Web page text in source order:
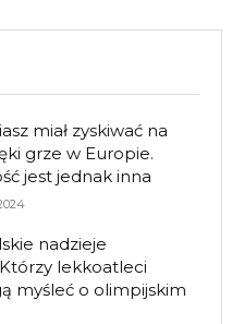
miał zyskiwać na
grze w Europie.
jest jednak inna
nadzieje
lekkoatleci
myśleć o olimpijskim